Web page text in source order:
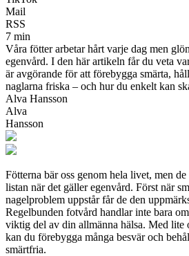
Mail
RSS
7 min
Våra fötter arbetar hårt varje dag men
egenvård. I den här artikeln får du veta
är avgörande för att förebygga smärta,
naglarna friska – och hur du enkelt kan
Alva Hansson
Alva
Hansson
Fötterna bär oss genom hela livet, men
listan när det gäller egenvård. Först när
nagelproblem uppstår får de den
Regelbunden fotvård handlar inte bara
viktig del av din allmänna hälsa. Med lite
kan du förebygga många besvär och
smärtfria.